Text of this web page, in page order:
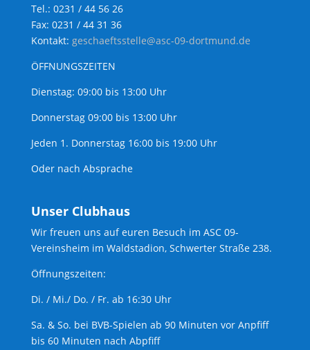
Tel.: 0231 / 44 56 26
Fax: 0231 / 44 31 36
Kontakt: geschaeftsstelle@asc-09-dortmund.de
ÖFFNUNGSZEITEN
Dienstag: 09:00 bis 13:00 Uhr
Donnerstag 09:00 bis 13:00 Uhr
Jeden 1. Donnerstag 16:00 bis 19:00 Uhr
Oder nach Absprache
Unser Clubhaus
Wir freuen uns auf euren Besuch im ASC 09-
Vereinsheim im Waldstadion, Schwerter Straße 238.
Öffnungszeiten:
Di. / Mi./ Do. / Fr. ab 16:30 Uhr
Sa. & So. bei BVB-Spielen ab 90 Minuten vor Anpfiff
bis 60 Minuten nach Abpfiff